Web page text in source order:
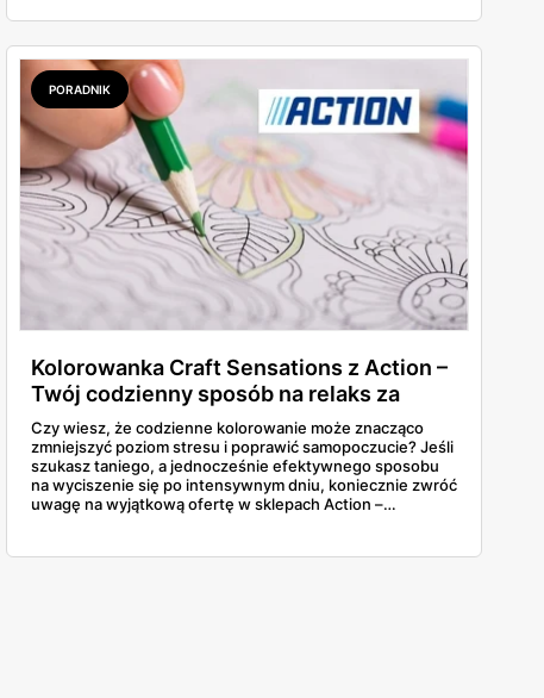
pozytywnie mnie zaskoczyła!
PORADNIK
Kolorowanka Craft Sensations z Action –
Twój codzienny sposób na relaks za
jedyne 9,95 zł!
Czy wiesz, że codzienne kolorowanie może znacząco
zmniejszyć poziom stresu i poprawić samopoczucie? Jeśli
szukasz taniego, a jednocześnie efektywnego sposobu
na wyciszenie się po intensywnym dniu, koniecznie zwróć
uwagę na wyjątkową ofertę w sklepach Action –